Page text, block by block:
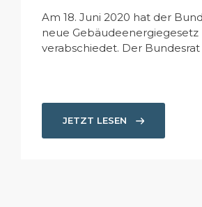
Am 18. Juni 2020 hat der
neue Gebäudeenergiegesetz
verabschiedet. Der Bundesrat
JETZT LESEN